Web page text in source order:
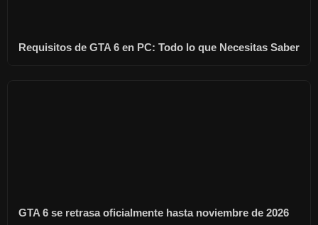
Requisitos de GTA 6 en PC: Todo lo que Necesitas Saber
GTA 6 se retrasa oficialmente hasta noviembre de 2026